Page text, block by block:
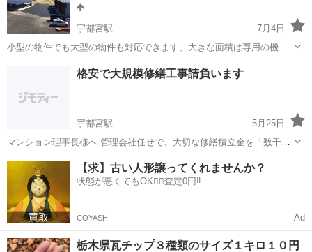
宇都宮駅
7月4日
小型の物件でも大型の物件も対応できます、大きな面積は専用の機械
を使用しますので仕上がりが良いです。 広いと面積あたりの金額は割
安になります。 施工は大手道路舗装など実績があります。 割れた、穴
宇都宮市 宇都宮駅 その他 物件
格安で大規模修繕工事請負います
宇都宮駅
5月25日
マンション理事長様へ 管理会社任せで、大切な修繕積立金を「数千万
円」損していませんか？ 突然のご連絡を失礼いたします。Jマンショ
ン管理組合・理事長のNと申します。 当マンション（築28年）では今
年、大規模修繕工事を行い...
栃木 宇都宮市 宇都宮駅 その他 理事長
【求】古い人形譲ってくれませんか？
状態が悪くてもOK🙆‍♀️査定0円‼️
COYASH Ad
栃木県瓦チップ３種類のサイズ１キロ１０円